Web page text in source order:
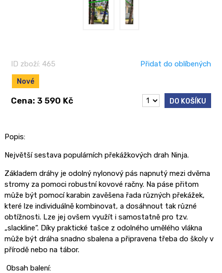
ID zboží: 465
Nové
Přidat do oblíbených
Cena: 3 590 Kč DO KOŠÍKU
Popis:
Největší sestava populárních překážkových drah Ninja.
Základem dráhy je odolný nylonový pás napnutý mezi dvěma
stromy za pomoci robustní kovové račny. Na páse přitom
může být pomocí karabin zavěšena řada různých překážek,
které lze individuálně kombinovat, a dosáhnout tak různé
obtížnosti. Lze jej ovšem využít i samostatně pro tzv.
„slackline“. Díky praktické tašce z odolného umělého vlákna
může být dráha snadno sbalena a připravena třeba do školy v
přírodě nebo na tábor.
Obsah balení: